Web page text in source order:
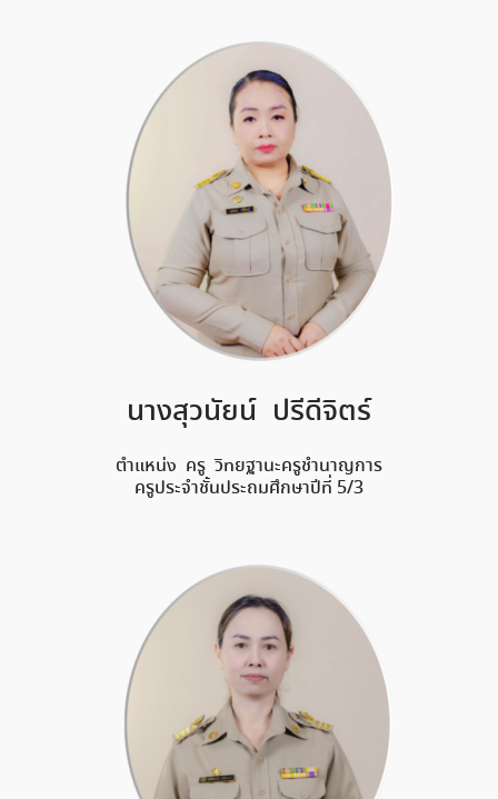
นางสุวนัยน์ ปรีดีจิตร์
ตำแหน่ง ครู วิทยฐานะครูชำนาญการ
ครูประจำชั้นประถมศึกษาปีที่ 5/3